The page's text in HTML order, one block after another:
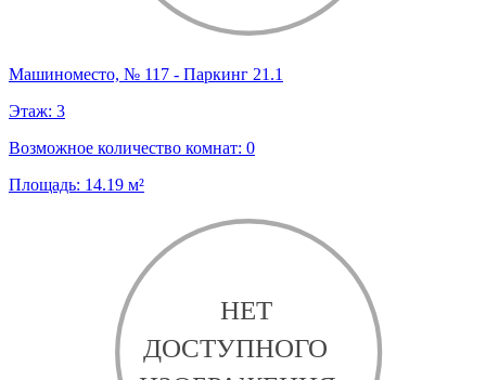
Машиноместо, № 117 - Паркинг 21.1
Этаж: 3
Возможное количество комнат: 0
Площадь: 14.19 м²